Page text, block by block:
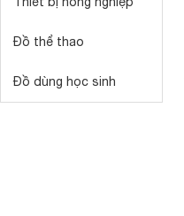
Đồ thể thao
Đồ dùng học sinh